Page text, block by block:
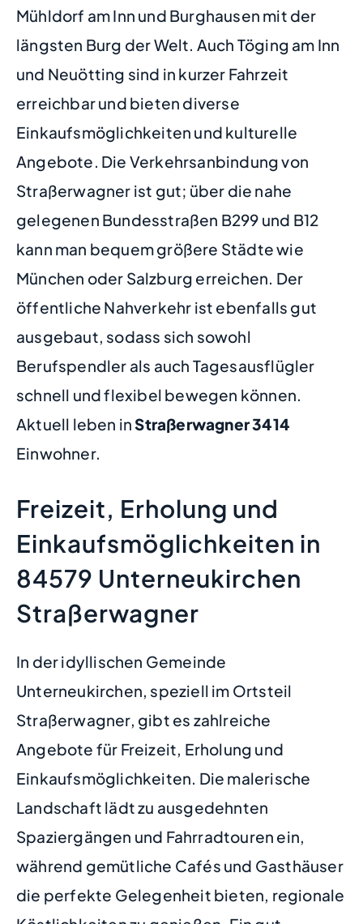
Mühldorf am Inn und Burghausen mit der
längsten Burg der Welt. Auch Töging am Inn
und Neuötting sind in kurzer Fahrzeit
erreichbar und bieten diverse
Einkaufsmöglichkeiten und kulturelle
Angebote. Die Verkehrsanbindung von
Straßerwagner ist gut; über die nahe
gelegenen Bundesstraßen B299 und B12
kann man bequem größere Städte wie
München oder Salzburg erreichen. Der
öffentliche Nahverkehr ist ebenfalls gut
ausgebaut, sodass sich sowohl
Berufspendler als auch Tagesausflügler
schnell und flexibel bewegen können.
Aktuell leben inStraßerwagner3414
Einwohner.
Freizeit, Erholung und
Einkaufsmöglichkeiten in
84579 Unterneukirchen
Straßerwagner
In der idyllischen Gemeinde
Unterneukirchen, speziell im Ortsteil
Straßerwagner, gibt es zahlreiche
Angebote für Freizeit, Erholung und
Einkaufsmöglichkeiten. Die malerische
Landschaft lädt zu ausgedehnten
Spaziergängen und Fahrradtouren ein,
während gemütliche Cafés und Gasthäuser
die perfekte Gelegenheit bieten, regionale